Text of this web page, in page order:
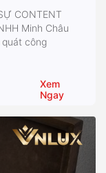
CONTENT
Minh Châu
công
Xem
Ngay